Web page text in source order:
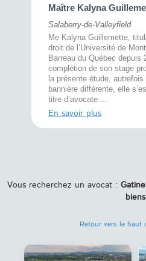
Maître Kalyna
Salaberry-de-Valleyfield
Me Kalyna Guillemette,
droit de l’Université de
Barreau du Québec depuis
complétion de son stage
la présente étude,
bannière différente, elle
titre d’avocate ...
En savoir plus
Vous recherchez un avocat :
biens
Retour vers le haut